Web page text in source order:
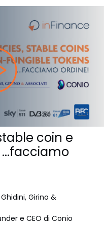
coin e
Girino &
e CEO di Conio